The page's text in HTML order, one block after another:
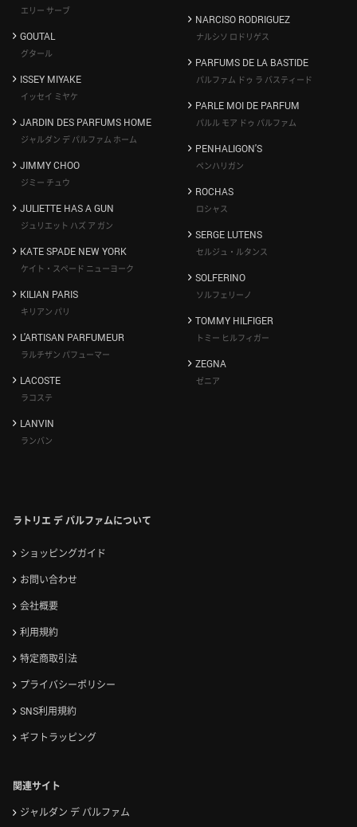
ラトリエ デ パルファムについて
ショッピングガイド
お問い合わせ
会社概要
利用規約
特定商取引法
プライバシーポリシー
SNS利用規約
ギフトラッピング
関連サイト
ジャルダン デ パルファム
エリー サーブ
GOUTAL
グタール
ISSEY MIYAKE
イッセイ ミヤケ
JARDIN DES PARFUMS HOME
ジャルダン デ パルファム ホーム
JIMMY CHOO
ジミー チュウ
JULIETTE HAS A GUN
ジュリエット ハズ ア ガン
KATE SPADE NEW YORK
ケイト・スペード ニューヨーク
KILIAN PARIS
キリアン パリ
L'ARTISAN PARFUMEUR
ラルチザン パフューマー
LACOSTE
ラコステ
LANVIN
ランバン
NARCISO RODRIGUEZ
ナルシソ ロドリゲス
PARFUMS DE LA BASTIDE
パルファム ドゥ ラ バスティード
PARLE MOI DE PARFUM
パルル モア ドゥ パルファム
PENHALIGON'S
ペンハリガン
ROCHAS
ロシャス
SERGE LUTENS
セルジュ・ルタンス
SOLFERINO
ソルフェリーノ
TOMMY HILFIGER
トミー ヒルフィガー
ZEGNA
ゼニア